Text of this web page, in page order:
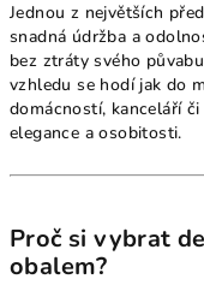
Jednou z největších
snadná údržba a
bez ztráty svého
vzhledu se hodí jak do
domácností, kanceláří
elegance a osobitosti.
Proč si vybrat
obalem?